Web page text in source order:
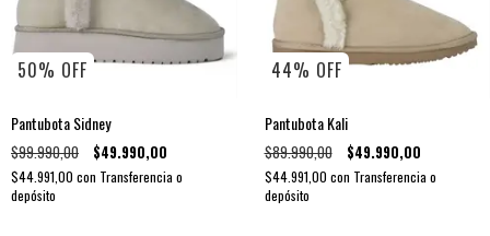
50% OFF
Pantubota Sidney
$99.990,00 $49.990,00
$44.991,00 con Transferencia o
depósito
44% OFF
Pantubota Kali
$89.990,00 $49.990,00
$44.991,00 con Transferencia o
depósito